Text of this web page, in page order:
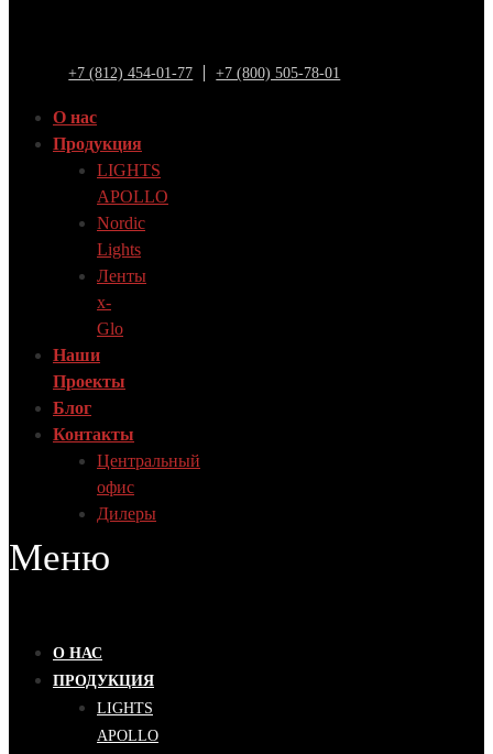
+7 (812) 454-01-77 +7 (800) 505-78-01
О нас
Продукция
LIGHTS
APOLLO
Nordic
Lights
Ленты
x-
Glo
Наши
Проекты
Блог
Контакты
Центральный
офис
Дилеры
Меню
О НАС
ПРОДУКЦИЯ
LIGHTS
APOLLO